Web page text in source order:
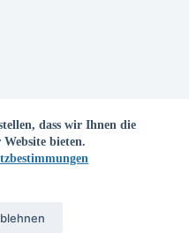
dass wir Ihnen die
bieten.